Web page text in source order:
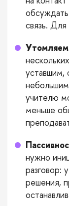
связь. Для
уставшим,
учителю
меньше
нужно
разговор:
решения,